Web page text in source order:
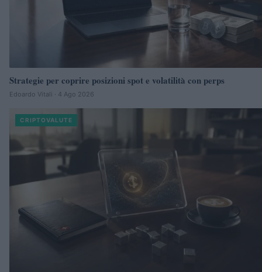
Strategie per coprire posizioni spot e volatilità con perps
Edoardo Vitali · 4 Ago 2026
CRIPTOVALUTE